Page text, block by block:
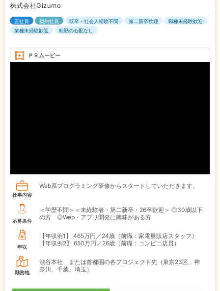
株式会社Gizumo
正社員 契約社員 既卒・社会人経験不問 第二新卒歓迎
職種未経験歓迎
業種未経験歓迎
転勤の心配なし
ＰＲムービー
仕事内容
Web系プログラミング研修からスタートしていただきます。
応募条件
＜学歴不問＞＜未経験者・第二新卒・26卒歓迎＞ ◎30歳以下
の方 ◎Web・アプリ開発に興味がある方
年収
【年収例1】
465万円／24歳（前職：家電量販店スタッフ）
【年収例2】
650万円／26歳（前職：コンビニ店員）
勤務地
渋谷本社 または首都圏の各プロジェクト先（東京23区、神
奈川、千葉、埼玉）